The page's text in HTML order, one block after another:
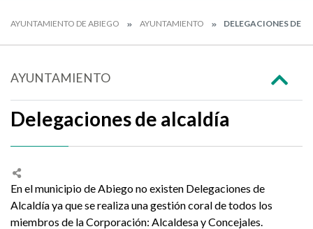
AYUNTAMIENTO DE ABIEGO AYUNTAMIENTO DELEGACIONES DE
AYUNTAMIENTO
Delegaciones de alcaldía
En el municipio de Abiego no existen Delegaciones de
Alcaldía ya que se realiza una gestión coral de todos los
miembros de la Corporación: Alcaldesa y Concejales.